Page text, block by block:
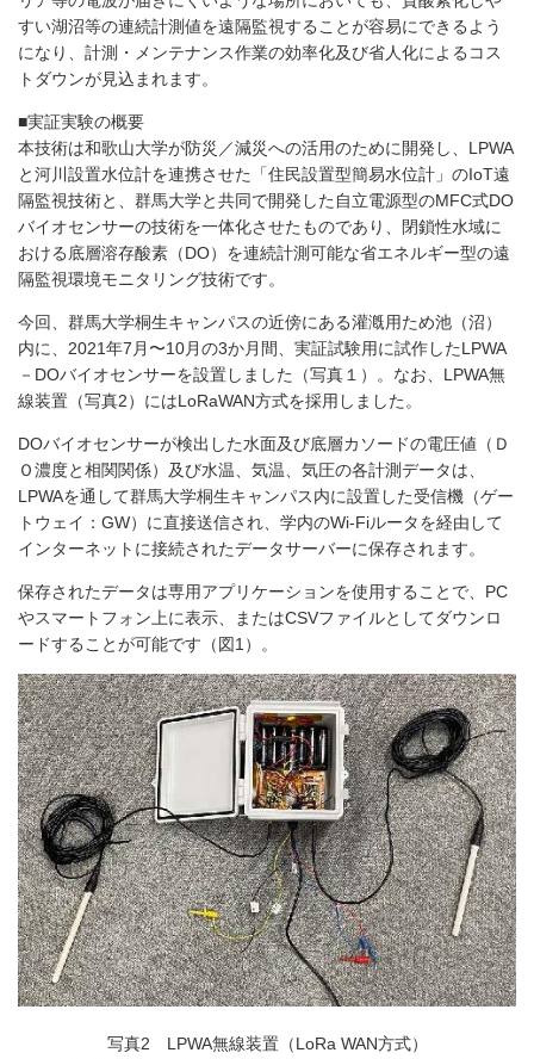
すい湖沼等の連続計測値を遠隔監視することが容易にできるよう
になり、計測・メンテナンス作業の効率化及び省人化によるコス
トダウンが見込まれます。
■実証実験の概要
本技術は和歌山大学が防災／減災への活用のために開発し、LPWA
と河川設置水位計を連携させた「住民設置型簡易水位計」のIoT遠
隔監視技術と、群馬大学と共同で開発した自立電源型のMFC式DO
バイオセンサーの技術を一体化させたものであり、閉鎖性水域に
おける底層溶存酸素（DO）を連続計測可能な省エネルギー型の遠
隔監視環境モニタリング技術です。
今回、群馬大学桐生キャンパスの近傍にある灌漑用ため池（沼）
内に、2021年7月〜10月の3か月間、実証試験用に試作したLPWA
－DOバイオセンサーを設置しました（写真１）。なお、LPWA無
線装置（写真2）にはLoRaWAN方式を採用しました。
DOバイオセンサーが検出した水面及び底層カソードの電圧値（Ｄ
Ｏ濃度と相関関係）及び水温、気温、気圧の各計測データは、
LPWAを通して群馬大学桐生キャンパス内に設置した受信機（ゲー
トウェイ：GW）に直接送信され、学内のWi-Fiルータを経由して
インターネットに接続されたデータサーバーに保存されます。
保存されたデータは専用アプリケーションを使用することで、PC
やスマートフォン上に表示、またはCSVファイルとしてダウンロ
ードすることが可能です（図1）。
写真2 LPWA無線装置（LoRa WAN方式）